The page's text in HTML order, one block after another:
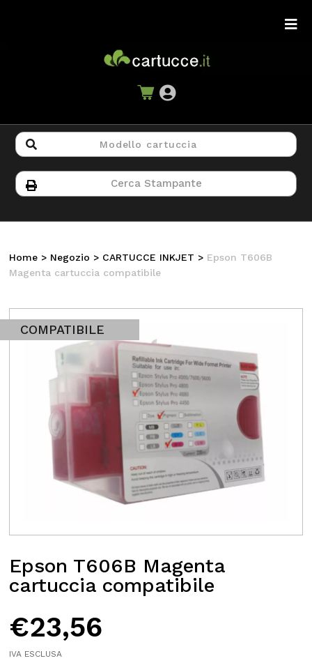
Home > Negozio > CARTUCCE INKJET > Epson T606B
Magenta cartuccia compatibile
COMPATIBILE
Epson T606B Magenta
cartuccia compatibile
€23,56
IVA ESCLUSA